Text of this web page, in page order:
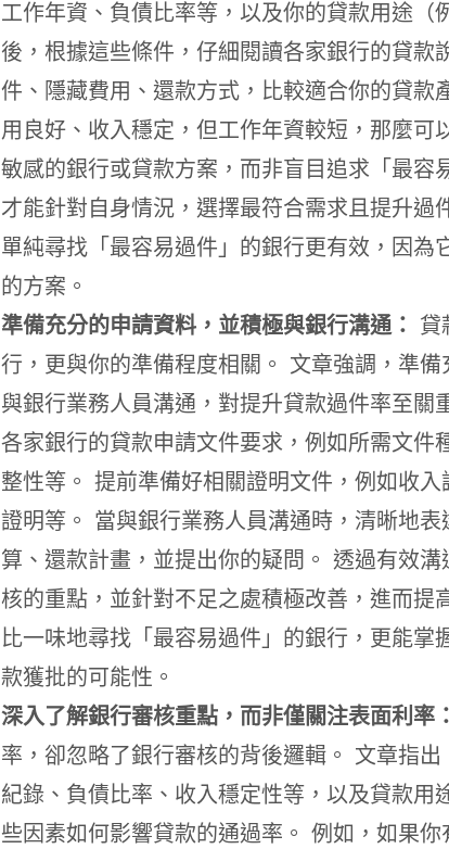
工作年資、負債比率等，以及你的貸款用途（
後，根據這些條件，仔細閱讀各家銀行的貸款
件、隱藏費用、還款方式，比較適合你的貸款
用良好、收入穩定，但工作年資較短，那麼可
敏感的銀行或貸款方案，而非盲目追求「最容
才能針對自身情況，選擇最符合需求且提升過
單純尋找「最容易過件」的銀行更有效，因為
的方案。
準備充分的申請資料，並積極與銀行溝通：
貸
行，更與你的準備程度相關。 文章強調，準
與銀行業務人員溝通，對提升貸款過件率至關
各家銀行的貸款申請文件要求，例如所需文件
整性等。 提前準備好相關證明文件，例如收
證明等。 當與銀行業務人員溝通時，清晰地
算、還款計畫，並提出你的疑問。 透過有效
核的重點，並針對不足之處積極改善，進而提
比一味地尋找「最容易過件」的銀行，更能掌
款獲批的可能性。
深入了解銀行審核重點，而非僅關注表面利率：
率，卻忽略了銀行審核的背後邏輯。 文章指出
紀錄、負債比率、收入穩定性等，以及貸款用
些因素如何影響貸款的通過率。 例如，如果你